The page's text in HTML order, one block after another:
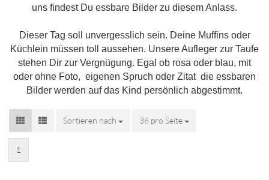
uns findest Du essbare Bilder zu diesem Anlass.
Dieser Tag soll unvergesslich sein. Deine Muffins oder
Küchlein müssen toll aussehen. Unsere Aufleger zur Taufe
stehen Dir zur Vergnügung. Egal ob rosa oder blau, mit
oder ohne Foto, eigenen Spruch oder Zitat die essbaren
Bilder werden auf das Kind persönlich abgestimmt.
Sortieren nach
Sortieren nach 36 pro Seite
pro Seite
1